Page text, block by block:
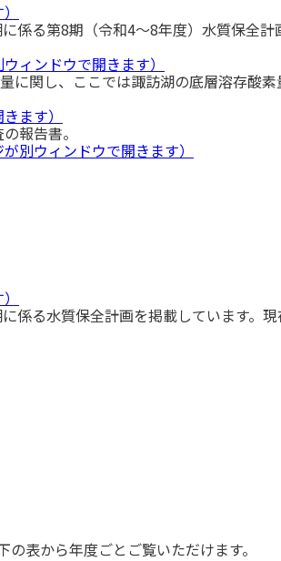
係る第8期（令和4～8年度）水質保全計
ィンドウで開きます）
に関し、ここでは諏訪湖の底層溶存酸
ます）
報告書。
別ウィンドウで開きます）
係る水質保全計画を掲載しています。現
表から年度ごとご覧いただけます。